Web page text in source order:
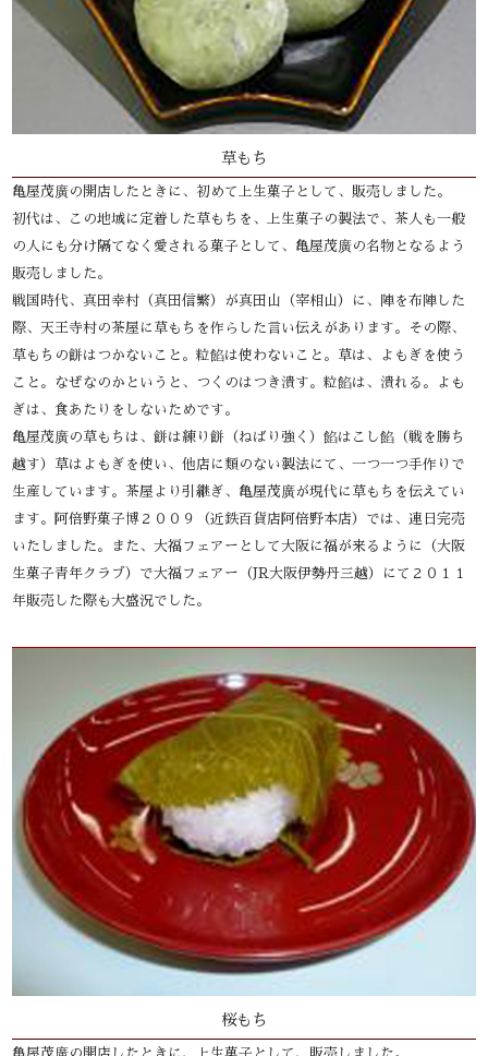
草もち
亀屋茂廣の開店したときに、初めて上生菓子として、販売しました。
初代は、この地域に定着した草もちを、上生菓子の製法で、茶人も一般
の人にも分け隔てなく愛される菓子として、亀屋茂廣の名物となるよう
販売しました。
戦国時代、真田幸村（真田信繁）が真田山（宰相山）に、陣を布陣した
際、天王寺村の茶屋に草もちを作らした言い伝えがあります。その際、
草もちの餅はつかないこと。粒餡は使わないこと。草は、よもぎを使う
こと。なぜなのかというと、つくのはつき潰す。粒餡は、潰れる。よも
ぎは、食あたりをしないためです。
亀屋茂廣の草もちは、餅は練り餅（ねばり強く）餡はこし餡（戦を勝ち
越す）草はよもぎを使い、他店に類のない製法にて、一つ一つ手作りで
生産しています。茶屋より引継ぎ、亀屋茂廣が現代に草もちを伝えてい
ます。阿倍野菓子博２００９（近鉄百貨店阿倍野本店）では、連日完売
いたしました。また、大福フェアーとして大阪に福が来るように（大阪
生菓子青年クラブ）で大福フェアー（JR大阪伊勢丹三越）にて２０１１
年販売した際も大盛況でした。
桜もち